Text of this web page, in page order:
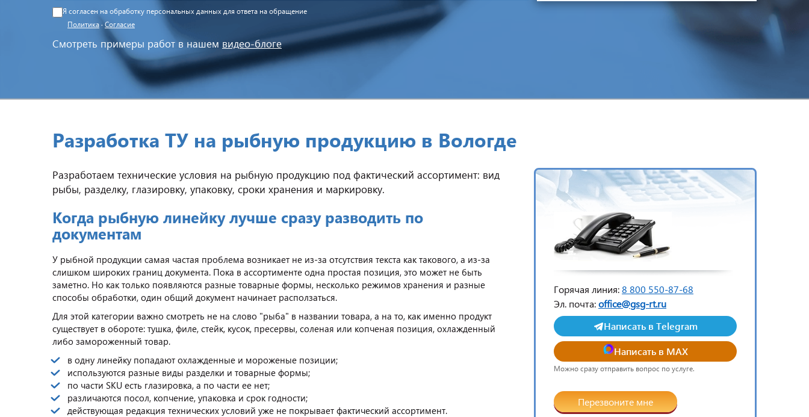
Я согласен на обработку персональных данных для ответа на обращение
Политика ·Согласие
Смотреть примеры работ в нашем видео-блоге
Разработка ТУ на рыбную продукцию в Вологде
Разработаем технические условия на рыбную продукцию под фактический ассортимент: вид
рыбы, разделку, глазировку, упаковку, сроки хранения и маркировку.
Когда рыбную линейку лучше сразу разводить по
документам
У рыбной продукции самая частая проблема возникает не из-за отсутствия текста как такового, а из-за
слишком широких границ документа. Пока в ассортименте одна простая позиция, это может не быть
заметно. Но как только появляются разные товарные формы, несколько режимов хранения и разные
способы обработки, один общий документ начинает расползаться.
Для этой категории важно смотреть не на слово "рыба" в названии товара, а на то, как именно продукт
существует в обороте: тушка, филе, стейк, кусок, пресервы, соленая или копченая позиция, охлажденный
либо замороженный товар.
в одну линейку попадают охлажденные и мороженые позиции;
используются разные виды разделки и товарные формы;
по части SKU есть глазировка, а по части ее нет;
различаются посол, копчение, упаковка и срок годности;
действующая редакция технических условий уже не покрывает фактический ассортимент.
Горячая линия:8 800 550-87-68
Эл. почта:office@gsg-rt.ru
Написать в Telegram
Написать в MAX
Можно сразу отправить вопрос по услуге.
Перезвоните мне